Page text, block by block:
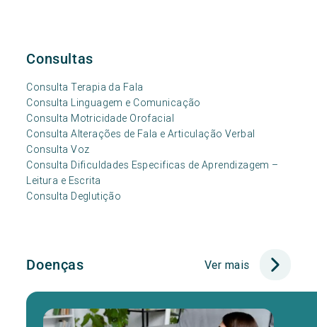
Consultas
Consulta Terapia da Fala
Consulta Linguagem e Comunicação
Consulta Motricidade Orofacial
Consulta Alterações de Fala e Articulação Verbal
Consulta Voz
Consulta Dificuldades Especificas de Aprendizagem –
Leitura e Escrita
Consulta Deglutição
Doenças Ver mais